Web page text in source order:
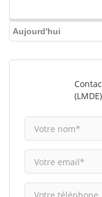
Aujourd'hui